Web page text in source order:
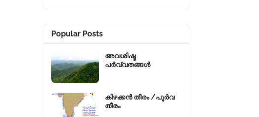
Popular Posts
അവശിഷ്ട
പർവ്വതങ്ങൾ
കിഴക്കന്‍ തീരം /പൂർവ
തീരം